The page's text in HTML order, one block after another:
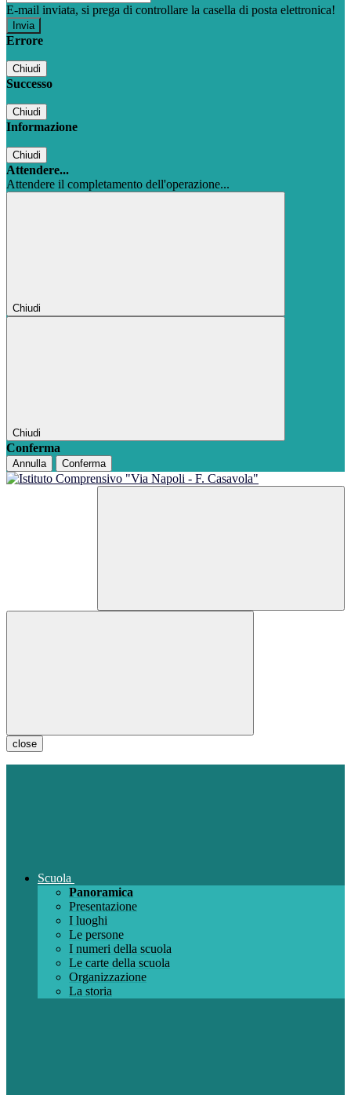
E-mail inviata, si prega di controllare la casella di posta elettronica!
Errore
Chiudi
Successo
Chiudi
Informazione
Chiudi
Attendere...
Attendere il completamento dell'operazione...
Chiudi
Chiudi
Conferma
Annulla Conferma
close
Scuola
Panoramica
Presentazione
I luoghi
Le persone
I numeri della scuola
Le carte della scuola
Organizzazione
La storia